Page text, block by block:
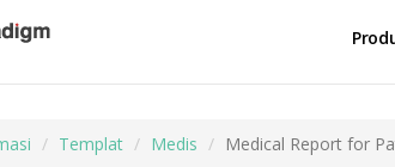
Templat Medis Medical Report for